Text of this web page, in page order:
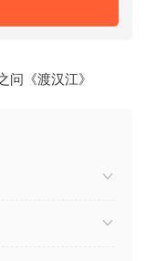
字世界：
《渡汉江》